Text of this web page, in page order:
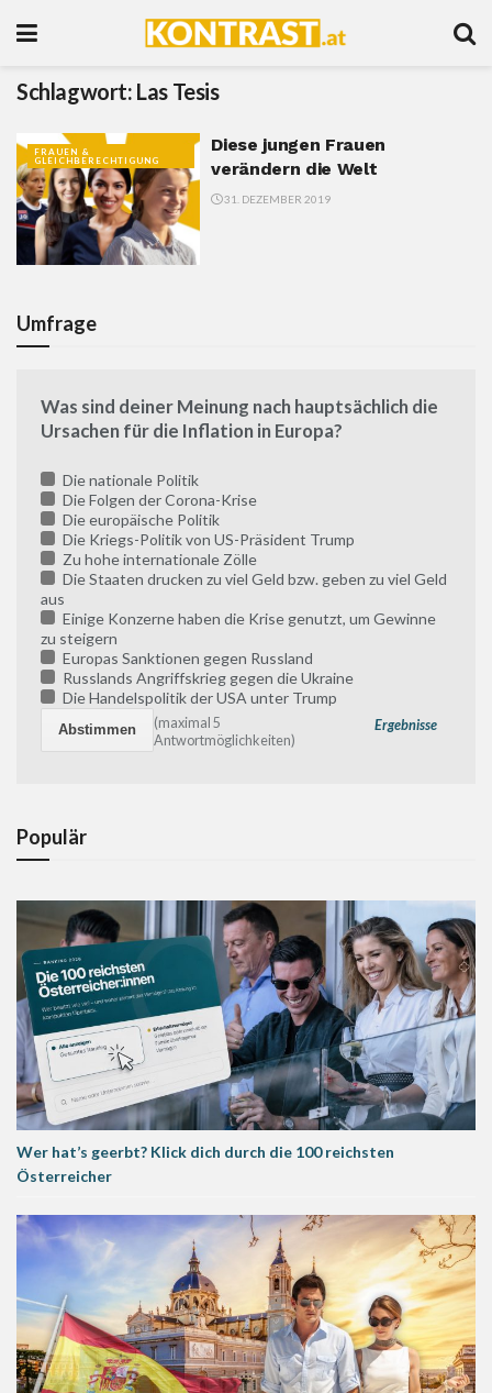
Schlagwort: Las Tesis
FRAUEN &
GLEICHBERECHTIGUNG
Diese jungen Frauen
verändern die Welt
31. DEZEMBER 2019
Umfrage
Was sind deiner Meinung nach hauptsächlich die
Ursachen für die Inflation in Europa?
Die nationale Politik
Die Folgen der Corona-Krise
Die europäische Politik
Die Kriegs-Politik von US-Präsident Trump
Zu hohe internationale Zölle
Die Staaten drucken zu viel Geld bzw. geben zu viel Geld
aus
Einige Konzerne haben die Krise genutzt, um Gewinne
zu steigern
Europas Sanktionen gegen Russland
Russlands Angriffskrieg gegen die Ukraine
Die Handelspolitik der USA unter Trump
Ergebnisse
(maximal 5
Antwortmöglichkeiten)
Populär
Wer hat’s geerbt? Klick dich durch die 100 reichsten
Österreicher